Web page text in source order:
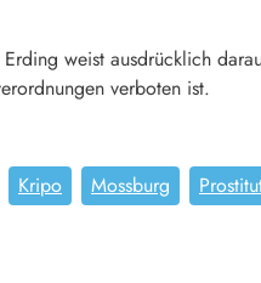
weist ausdrücklich
verboten ist.
Kripo Mossburg